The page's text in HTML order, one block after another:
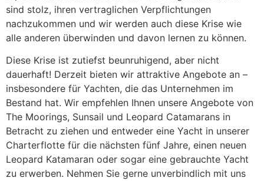
sind stolz, ihren vertraglichen Verpflichtungen
nachzukommen und wir werden auch diese Krise wie
alle anderen überwinden und davon lernen zu können.
Diese Krise ist zutiefst beunruhigend, aber nicht
dauerhaft! Derzeit bieten wir attraktive Angebote an –
insbesondere für Yachten, die das Unternehmen im
Bestand hat. Wir empfehlen Ihnen unsere Angebote von
The Moorings, Sunsail und Leopard Catamarans in
Betracht zu ziehen und entweder eine Yacht in unserer
Charterflotte für die nächsten fünf Jahre, einen neuen
Leopard Katamaran oder sogar eine gebrauchte Yacht
zu erwerben. Nehmen Sie gerne unverbindlich mit uns